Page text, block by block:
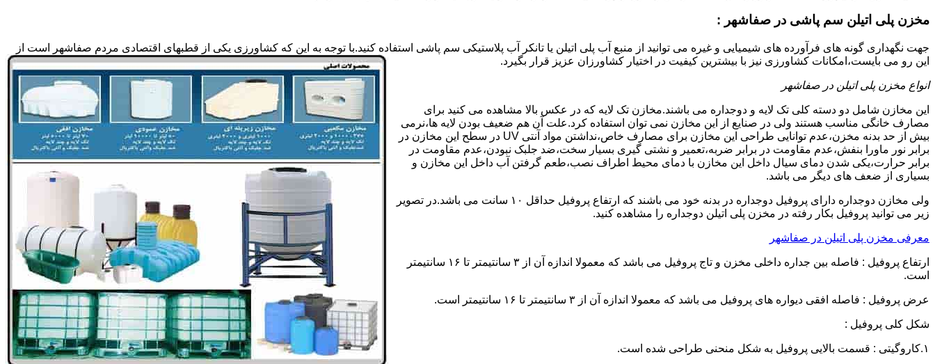
مخزن پلی اتیلن سم پاشی در صفاشهر :
جهت نگهداری گونه های فرآورده های شیمیایی و غیره می توانید از منبع آب پلی اتیلن یا تانکر آب پلاستیکی سم پاشی استفاده کنید.با توجه به این که کشاورزی یکی از قطبهای اقتصادی مردم صفاشهر است از
این رو می بایست،امکانات کشاورزی نیز با بیشترین کیفیت در اختیار کشاورزان عزیز قرار بگیرد.
انواع مخزن پلی اتیلن در صفاشهر
این مخازن شامل دو دسته کلی تک لایه و دوجداره می باشند.مخازن تک لایه که در عکس بالا مشاهده می کنید برای
مصارف خانگی مناسب هستند ولی در صنایع از این مخازن نمی توان استفاده کرد.علت آن هم ضعیف بودن لایه ها،نرمی
بیش از حد بدنه مخزن،عدم توانایی طراحی این مخازن برای مصارف خاص،نداشتن مواد آنتی UV در سطح این مخازن در
برابر نور ماورا بنفش،عدم مقاومت در برابر ضربه،تعمیر و نشتی گیری بسیار سخت،ضد جلبک نبودن،عدم مقاومت در
برابر حرارت،یکی شدن دمای سیال داخل این مخازن با دمای محیط اطراف نصب،طعم گرفتن آب داخل این مخازن و
بسیاری از ضعف های دیگر می باشد.
ولی مخازن دوجداره دارای پروفیل دوجداره در بدنه خود می باشند که ارتفاع پروفیل حداقل ۱۰ سانت می باشد.در تصویر
زیر می توانید پروفیل بکار رفته در مخزن پلی اتیلن دوجداره را مشاهده کنید.
معرفی مخزن پلی اتیلن در صفاشهر
ارتفاع پروفیل : فاصله بین جداره داخلی مخزن و تاج پروفیل می باشد که معمولا اندازه آن از ۳ سانتیمتر تا ۱۶ سانتیمتر
است.
عرض پروفیل : فاصله افقی دیواره های پروفیل می باشد که معمولا اندازه آن از ۳ سانتیمتر تا ۱۶ سانتیمتر است.
شکل کلی پروفیل :
۱.کاروگیتی : قسمت بالایی پروفیل به شکل منحنی طراحی شده است.